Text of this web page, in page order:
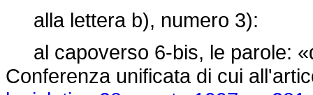
alla lettera b), numero 3):
al capoverso 6-bis, le parole:
Conferenza unificata di cui